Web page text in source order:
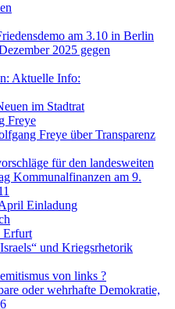
am 3.10 in Berlin
2025 gegen
Aktuelle Info:
im Stadtrat
Freye
Freye über Transparenz
für den landesweiten
Kommunalfinanzen am 9.
Einladung
Erfurt
und Kriegsrhetorik
von links ?
oder wehrhafte Demokratie,